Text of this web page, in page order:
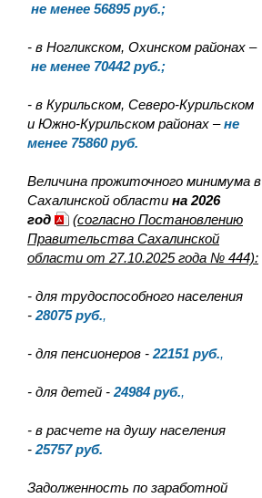
не менее 56895 руб.;
- в Ногликском, Охинском районах –
не менее 70442 руб.;
- в Курильском, Северо-Курильском
и Южно-Курильском районах – не
менее 75860 руб.
Величина прожиточного минимума в
Сахалинской области на 2026
год
(согласно Постановлению
Правительства Сахалинской
области от 27.10.2025 года № 444):
- для трудоспособного населения
- 28075руб.,
- для пенсионеров - 22151 руб.,
- для детей - 24984 руб.,
- в расчете на душу населения
- 25757 руб.
Задолженность по заработной